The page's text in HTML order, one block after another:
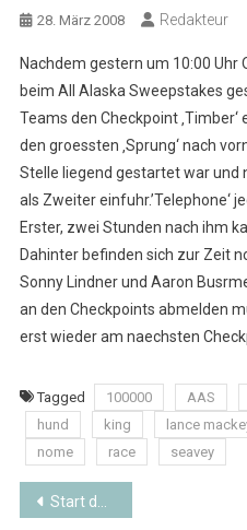
28. März 2008 Redakteur
Nachdem gestern um 10:00 Uhr
beim All Alaska Sweepstakes
Teams den Checkpoint
den groessten ‚Sprung‘ nach
Stelle liegend gestartet war und
als Zweiter einfuhr.’Telephone‘
Erster, zwei Stunden nach ihm
Dahinter befinden sich zur Zeit
Sonny Lindner und Aaron
an den Checkpoints abmelden
erst wieder am naechsten
Tagged 100000 AAS
hund
king lance
nome
race seavey
Start des All Alaska Sweepstakes